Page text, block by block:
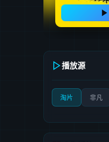
播放源
淘片 非凡